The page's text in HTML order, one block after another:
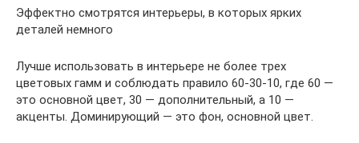
Эффектно смотрятся интерьеры, в которых ярких
деталей немного
Лучше использовать в интерьере не более трех
цветовых гамм и соблюдать правило 60-30-10, где 60 —
это основной цвет, 30 — дополнительный, а 10 —
акценты. Доминирующий — это фон, основной цвет.